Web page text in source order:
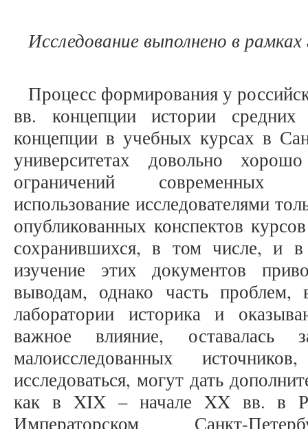
Исследование выполнено в
Процесс формирования у
вв. концепции истории
концепции в учебных курсах в
университетах довольно
ограничений современных
использование исследователями
опубликованных конспектов
сохранившихся, в том числе, и
изучение этих документов
выводам, однако часть проблем,
лаборатории историка и
важное влияние,
малоисследованных
исследоваться, могут дать
как в XIX – начале XX вв. в
Императорском Санкт-